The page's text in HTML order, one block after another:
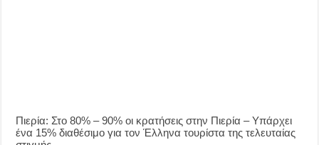
Πιερία: Στο 80% – 90% οι κρατήσεις στην Πιερία – Υπάρχει
ένα 15% διαθέσιμο για τον Έλληνα τουρίστα της τελευταίας